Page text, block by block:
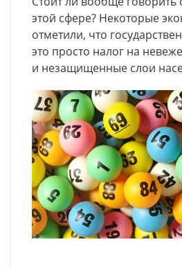
этой сфере? Некоторые
отметили, что
это просто налог на
и незащищенные слои